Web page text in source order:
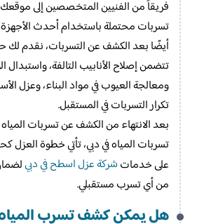
فريقاً من الفنيين المتخصصين إلى
تسربات محتملة باستخدام أحدث
أيضًا بعد الكشف عن التسربات، نقدم لك
تتضمن إصلاح الأنابيب التالفة، واستبدال
ومعالجة العيوب في مواد البناء، وعزل
تكرار التسربات في المستقبل.
بعد الانتهاء من الكشف عن تسربات
تسربات المياه في دبي، تأتي خطوة العزل
على خدماتشركة عزل اسطح في دبي
من أي تسرب مستقبلي.
هل يمكن كشف تسرب